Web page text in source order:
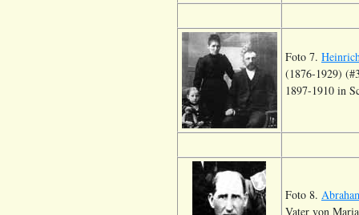
Foto 7.
(1876-1929)
1897-1910 in
Foto 8.
Vater von